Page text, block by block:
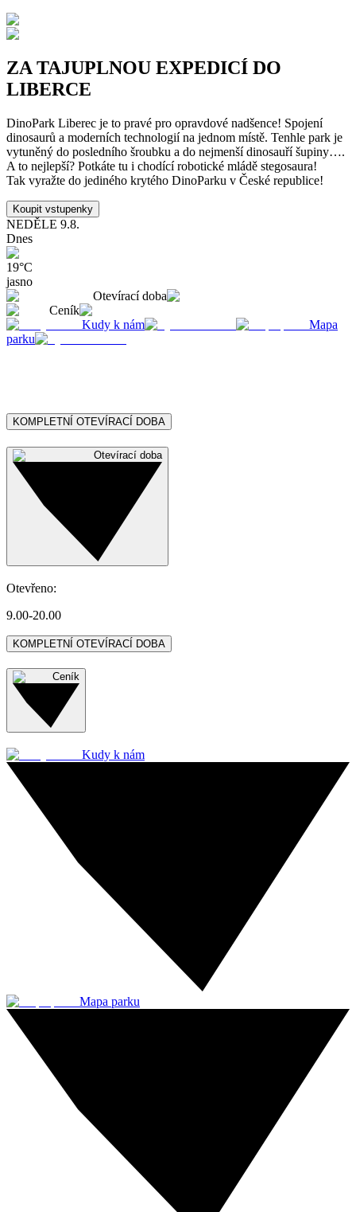
ZA TAJUPLNOU EXPEDICÍ DO
LIBERCE
DinoPark Liberec je to pravé pro opravdové nadšence! Spojení
dinosaurů a moderních technologií na jednom místě. Tenhle park je
vytuněný do posledního šroubku a do nejmenší dinosauří šupiny….
A to nejlepší? Potkáte tu i chodící robotické mládě stegosaura!
Tak vyražte do jediného krytého DinoParku v České republice!
Koupit vstupenky
NEDĚLE 9.8.
Dnes
19°C
jasno
Otevírací doba
Ceník
Kudy k nám
Mapa
parku
KOMPLETNÍ OTEVÍRACÍ DOBA
Otevírací doba
Otevřeno:
9.00-20.00
KOMPLETNÍ OTEVÍRACÍ DOBA
Ceník
Kudy k nám
Mapa parku